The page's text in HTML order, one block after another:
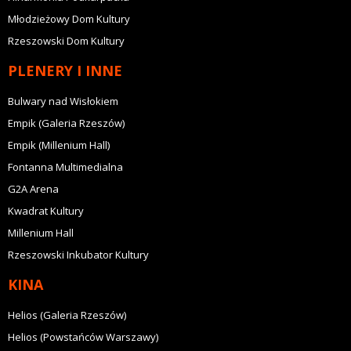
Młodzieżowy Dom Kultury
Rzeszowski Dom Kultury
PLENERY I INNE
Bulwary nad Wisłokiem
Empik (Galeria Rzeszów)
Empik (Millenium Hall)
Fontanna Multimedialna
G2A Arena
Kwadrat Kultury
Millenium Hall
Rzeszowski Inkubator Kultury
KINA
Helios (Galeria Rzeszów)
Helios (Powstańców Warszawy)